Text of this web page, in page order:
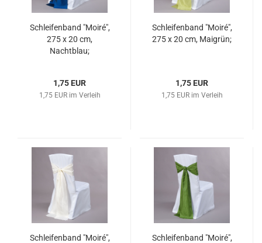
Schleifenband "Moiré",
275 x 20 cm,
Nachtblau;
1,75 EUR
1,75 EUR im Verleih
Schleifenband "Moiré",
275 x 20 cm, Maigrün;
1,75 EUR
1,75 EUR im Verleih
Schleifenband "Moiré",
Schleifenband "Moiré",